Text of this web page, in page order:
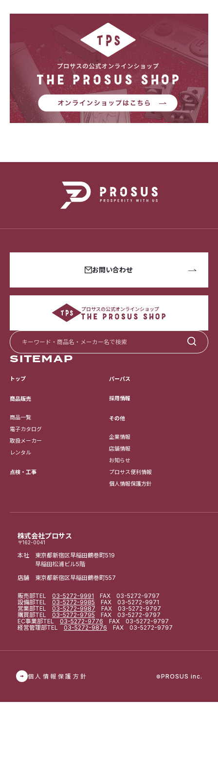
株式会社プロサス
〒162-0041
本社 東京都新宿区早稲田鶴巻町519
早稲田松浦ビル5階
店舗 東京都新宿区早稲田鶴巻町557
販売部TEL 03-5272-9991 FAX 03-5272-9797
設備部TEL 03-5272-9985 FAX 03-5272-9971
営業部TEL 03-5272-9987 FAX 03-5272-9797
購買部TEL 03-5272-9795 FAX 03-5272-9797
EC事業部TEL 03-5272-9776 FAX 03-5272-9797
経営管理部TEL 03-5272-9876 FAX 03-5272-9797
お問い合わせ
プロサスの公式オンラインショップ
SITEMAP
トップ
商品販売
商品一覧
電子カタログ
取扱メーカー
レンタル
点検・工事
パーパス
採用情報
その他
企業情報
店舗情報
お知らせ
プロサス便利情報
個人情報保護方針
個人情報保護方針 ©PROSUS inc.